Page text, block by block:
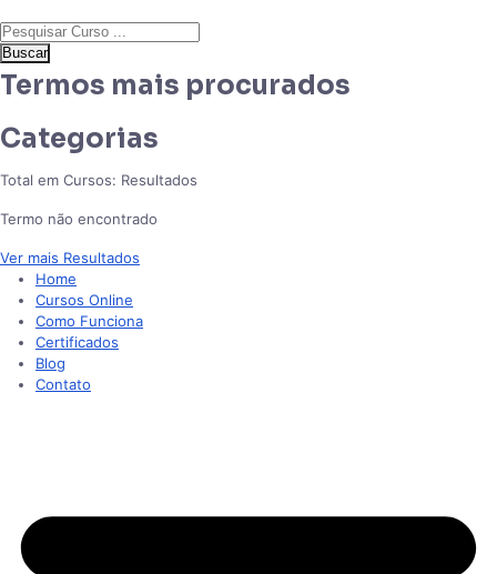
Buscar
Termos mais procurados
Categorias
Total em Cursos: Resultados
Termo não encontrado
Ver mais Resultados
Home
Cursos Online
Como Funciona
Certificados
Blog
Contato